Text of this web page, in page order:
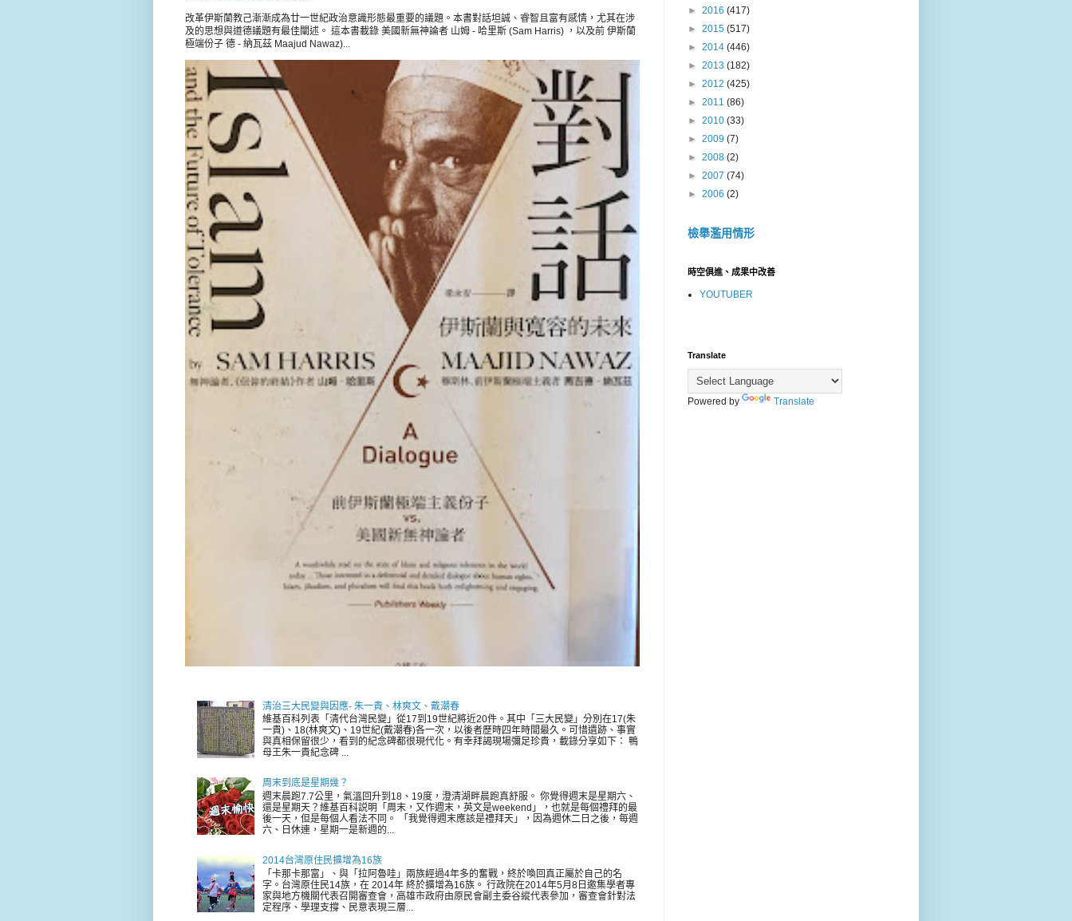
改革伊斯蘭教己漸漸成為廿一世紀政治意識形態最重要的議題。本書對話坦誠、睿智且富有感情，尤其在涉
及的思想與道德議題有最佳闡述。 這本書載錄 美國新無神論者 山姆 - 哈里斯 (Sam Harris) ，以及前 伊斯蘭
極端份子 德 - 納瓦茲 Maajud Nawaz)...
清治三大民變與因應- 朱一貴、林爽文、戴潮春
維基百科列表「清代台灣民變」從17到19世紀將近20件。其中「三大民變」分別在17(朱
一貴)、18(林爽文)、19世紀(戴潮春)各一次，以後者歷時四年時間最久。可惜遺跡、事實
與真相保留很少，看到的紀念碑都很現代化。有幸拜謁現場彌足珍貴，載錄分享如下： 鴨
母王朱一貴紀念碑 ...
周末到底是星期幾？
週末晨跑7.7公里，氣溫回升到18、19度，澄清湖畔晨跑真舒服。 你覺得週末是星期六、
還是星期天？維基百科説明「周末，又作週末，英文是weekend」，也就是每個禮拜的最
後一天，但是每個人看法不同。 「我覺得週末應該是禮拜天」，因為週休二日之後，每週
六、日休連，星期一是新週的...
2014台灣原住民擴增為16族
「卡那卡那富」、與「拉阿魯哇」兩族經過4年多的奮戰，終於喚回真正屬於自己的名
字。台灣原住民14族，在 2014年 終於擴增為16族。 行政院在2014年5月8日邀集學者專
家與地方機關代表召開審查會，高雄市政府由原民會副主委谷縱代表參加，審查會針對法
定程序、學理支撐、民意表現三層...
► 2016 (417)
► 2015 (517)
► 2014 (446)
► 2013 (182)
► 2012 (425)
► 2011 (86)
► 2010 (33)
► 2009 (7)
► 2008 (2)
► 2007 (74)
► 2006 (2)
檢舉濫用情形
時空俱進、成果中改善
YOUTUBER
Translate
Powered by Translate